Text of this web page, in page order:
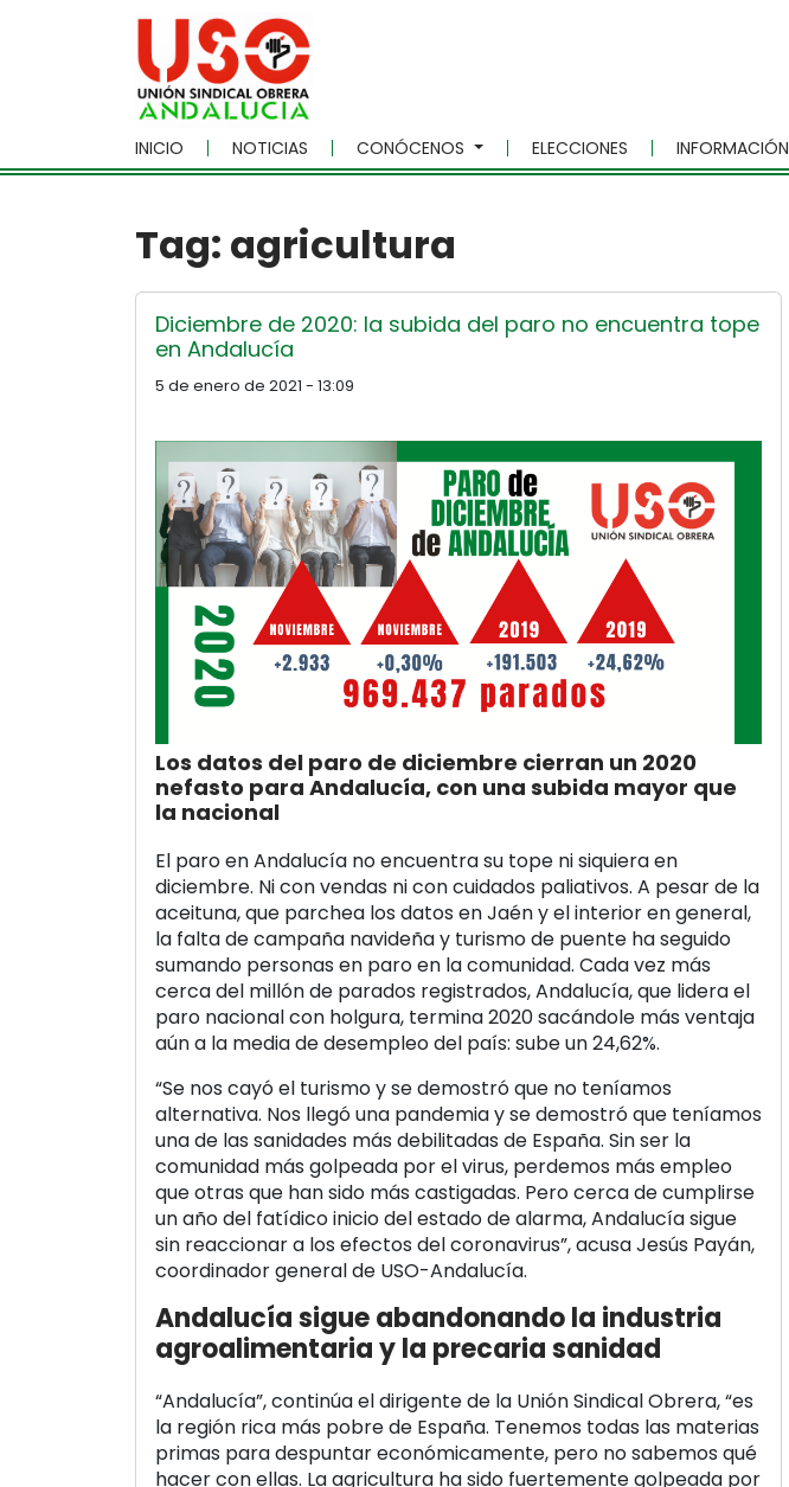
Skip to main content
INICIO NOTICIAS CONÓCENOS ELECCIONES INFORMACIÓN
Tag: agricultura
Diciembre de 2020: la subida del paro no encuentra tope
en Andalucía
5 de enero de 2021 - 13:09
Los datos del paro de diciembre cierran un 2020
nefasto para Andalucía, con una subida mayor que
la nacional
El paro en Andalucía no encuentra su tope ni siquiera en
diciembre. Ni con vendas ni con cuidados paliativos. A pesar de la
aceituna, que parchea los datos en Jaén y el interior en general,
la falta de campaña navideña y turismo de puente ha seguido
sumando personas en paro en la comunidad. Cada vez más
cerca del millón de parados registrados, Andalucía, que lidera el
paro nacional con holgura, termina 2020 sacándole más ventaja
aún a la media de desempleo del país: sube un 24,62%.
“Se nos cayó el turismo y se demostró que no teníamos
alternativa. Nos llegó una pandemia y se demostró que teníamos
una de las sanidades más debilitadas de España. Sin ser la
comunidad más golpeada por el virus, perdemos más empleo
que otras que han sido más castigadas. Pero cerca de cumplirse
un año del fatídico inicio del estado de alarma, Andalucía sigue
sin reaccionar a los efectos del coronavirus”, acusa Jesús Payán,
coordinador general de USO-Andalucía.
Andalucía sigue abandonando la industria
agroalimentaria y la precaria sanidad
“Andalucía”, continúa el dirigente de la Unión Sindical Obrera, “es
la región rica más pobre de España. Tenemos todas las materias
primas para despuntar económicamente, pero no sabemos qué
hacer con ellas. La agricultura ha sido fuertemente golpeada por